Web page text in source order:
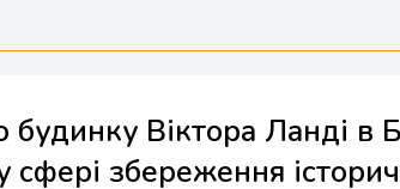
будинку Віктора Ланді в
збереження